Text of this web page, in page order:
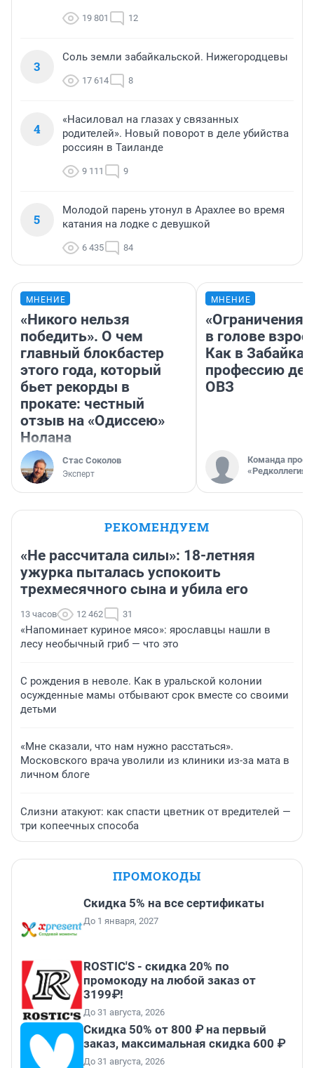
19 801 12
3
Соль земли забайкальской. Нижегородцевы
17 614 8
4
«Насиловал на глазах у связанных
родителей». Новый поворот в деле убийства
россиян в Таиланде
9 111 9
5
Молодой парень утонул в Арахлее во время
катания на лодке с девушкой
6 435 84
МНЕНИЕ
«Никого нельзя
победить». О чем
главный блокбастер
этого года, который
бьет рекорды в
прокате: честный
отзыв на «Одиссею»
Нолана
Стас Соколов
Эксперт
МНЕНИЕ
«Ограничения
в голове
Как в
профессию
ОВЗ
Команда
«Редколлегия»
РЕКОМЕНДУЕМ
«Не рассчитала силы»: 18-летняя
ужурка пыталась успокоить
трехмесячного сына и убила его
13 часов 12 462 31
«Напоминает куриное мясо»: ярославцы нашли в
лесу необычный гриб — что это
С рождения в неволе. Как в уральской колонии
осужденные мамы отбывают срок вместе со своими
детьми
«Мне сказали, что нам нужно расстаться».
Московского врача уволили из клиники из-за мата в
личном блоге
Слизни атакуют: как спасти цветник от вредителей —
три копеечных способа
ПРОМОКОДЫ
Скидка 5% на все сертификаты
До 1 января, 2027
ROSTIC'S - скидка 20% по
промокоду на любой заказ от
3199₽!
До 31 августа, 2026
Скидка 50% от 800 ₽ на первый
заказ, максимальная скидка 600 ₽
До 31 августа, 2026